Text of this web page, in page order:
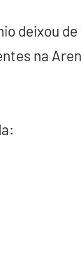
deixou
na